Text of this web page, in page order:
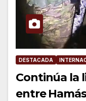
DESTACADA
Continúa la
entre